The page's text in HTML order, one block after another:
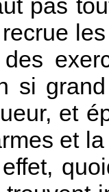
pas
si
et
et